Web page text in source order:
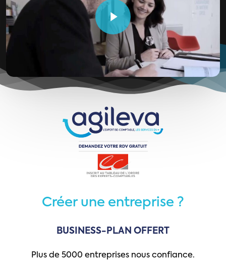
Créer une entreprise ?
BUSINESS-PLAN OFFERT
Plus de 5000 entreprises nous confiance.